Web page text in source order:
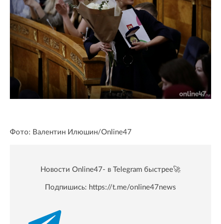
Фото: Валентин Илюшин/Online47
Новости Online47- в Telegram быстрее🚀
Подпишись: https://t.me/online47news